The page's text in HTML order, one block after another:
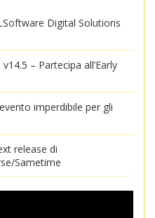
Digital Solutions
– Partecipa all’Early
imperdibile per gli
release di
Sametime